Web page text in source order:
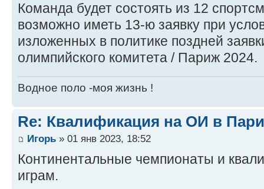
Команда будет состоять из 12
возможно иметь 13-ю заявку при
изложенных в политике поздней
олимпийского комитета / Париж 2024.
Водное поло -моя жизнь !
Re: Квалификация на ОИ в
Игорь » 01 янв 2023, 18:52
Континентальные чемпионаты и
играм.